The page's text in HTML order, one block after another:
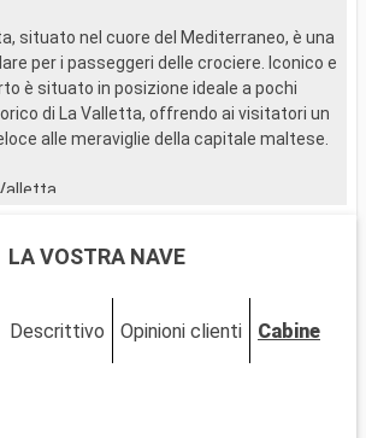
situato nel cuore del Mediterraneo, è una
per i passeggeri delle crociere. Iconico e
è situato in posizione ideale a pochi
di La Valletta, offrendo ai visitatori un
alle meraviglie della capitale maltese.
e il Palazzo dei Gran Maestri, riflesso della
sul Grand Harbour. La città
scena culturale con musei come il
Archeologia e la Valletta House, che
LA VOSTRA NAVE
Descrittivo Opinioni clienti Cabine